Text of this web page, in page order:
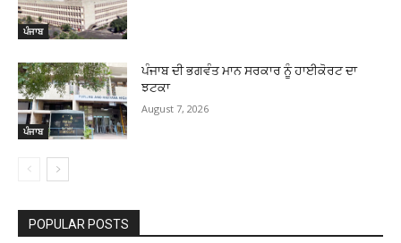
ਪੰਜਾਬ
ਪੰਜਾਬ
ਪੰਜਾਬ ਦੀ ਭਗਵੰਤ ਮਾਨ ਸਰਕਾਰ ਨੂੰ ਹਾਈਕੋਰਟ ਦਾ
ਝਟਕਾ
August 7, 2026
POPULAR POSTS